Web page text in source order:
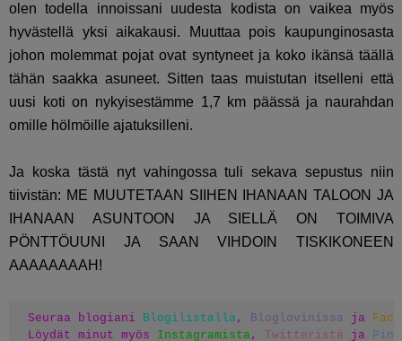
olen todella innoissani uudesta kodista on vaikea myös
hyvästellä yksi aikakausi. Muuttaa pois kaupunginosasta
johon molemmat pojat ovat syntyneet ja koko ikänsä täällä
tähän saakka asuneet. Sitten taas muistutan itselleni että
uusi koti on nykyisestämme 1,7 km päässä ja naurahdan
omille hölmöille ajatuksilleni.
Ja koska tästä nyt vahingossa tuli sekava sepustus niin
tiivistän: ME MUUTETAAN SIIHEN IHANAAN TALOON JA
IHANAAN ASUNTOON JA SIELLÄ ON TOIMIVA
PÖNTTÖUUNI JA SAAN VIHDOIN TISKIKONEEN
AAAAAAAAH!
Seuraa blogiani Blogilistalla, Bloglovinissa ja
Löydät minut myös Instagramista, Twitteristä ja